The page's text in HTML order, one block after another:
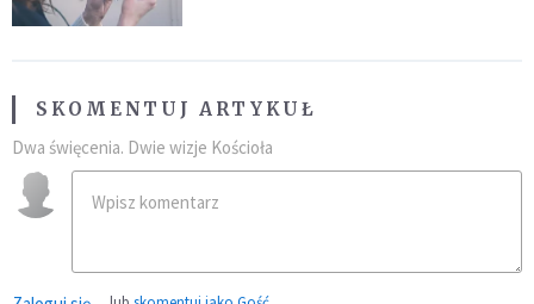
SKOMENTUJ ARTYKUŁ
Dwa święcenia. Dwie wizje Kościoła